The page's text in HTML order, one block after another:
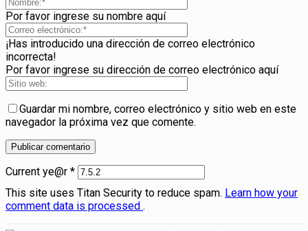
Por favor ingrese su nombre aquí
¡Has introducido una dirección de correo electrónico
incorrecta!
Por favor ingrese su dirección de correo electrónico aquí
Guardar mi nombre, correo electrónico y sitio web en este
navegador la próxima vez que comente.
Current ye@r *
This site uses Titan Security to reduce spam. Learn how your
comment data is processed .